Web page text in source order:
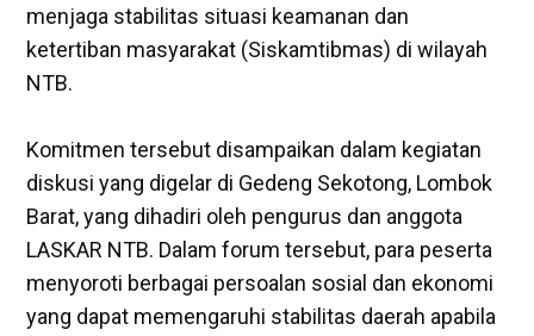
menjaga stabilitas situasi keamanan dan
ketertiban masyarakat (Siskamtibmas) di wilayah
NTB.
‎Komitmen tersebut disampaikan dalam kegiatan
diskusi yang digelar di Gedeng Sekotong, Lombok
Barat, yang dihadiri oleh pengurus dan anggota
LASKAR NTB. Dalam forum tersebut, para peserta
menyoroti berbagai persoalan sosial dan ekonomi
yang dapat memengaruhi stabilitas daerah apabila